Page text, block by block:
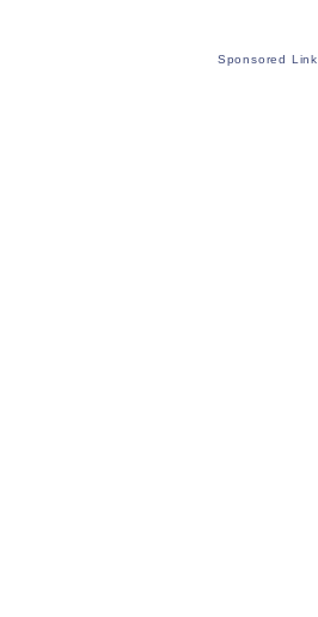
Sponsored Link